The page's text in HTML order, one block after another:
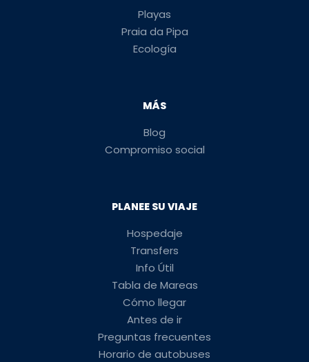
Playas
Praia da Pipa
Ecología
MÁS
Blog
Compromiso social
PLANEE SU VIAJE
Hospedaje
Transfers
Info Útil
Tabla de Mareas
Cómo llegar
Antes de ir
Preguntas frecuentes
Horario de autobuses